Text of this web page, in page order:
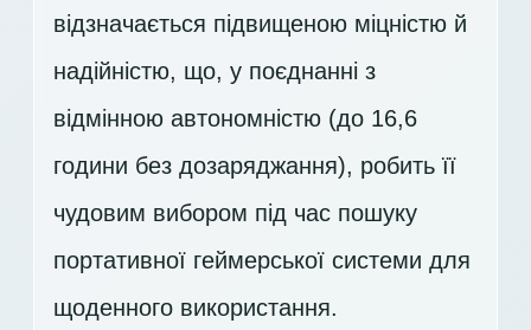
відзначається підвищеною міцністю й
надійністю, що, у поєднанні з
відмінною автономністю (до 16,6
години без дозаряджання), робить її
чудовим вибором під час пошуку
портативної геймерської системи для
щоденного використання.